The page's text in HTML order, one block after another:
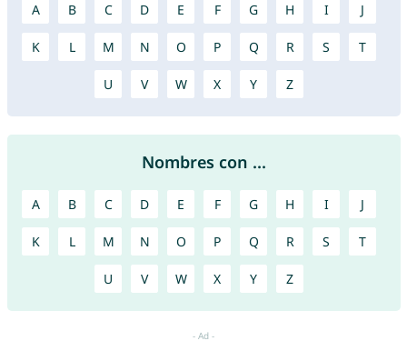
A B C D E F G H I J
K L M N O P Q R S T
U V W X Y Z
Nombres con ...
A B C D E F G H I J
K L M N O P Q R S T
U V W X Y Z